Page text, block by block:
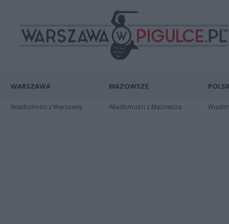
WARSZAWA
Wiadomości z Warszawy
MAZOWSZE
Wiadomości z Mazowsza